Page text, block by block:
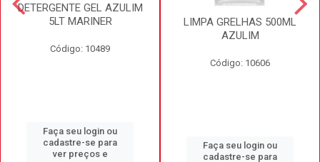
DETERGENTE GEL AZULIM
5LT MARINER
Código: 10489
Faça seu login ou
cadastre-se para
ver preços e
LIMPA GRELHAS 500ML
AZULIM
Código: 10606
Faça seu login ou
cadastre-se para